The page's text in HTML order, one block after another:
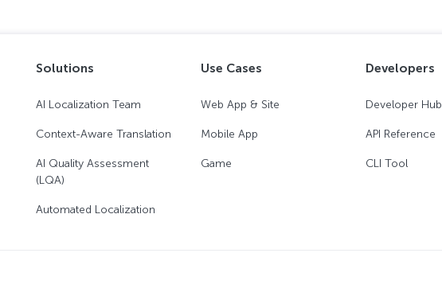
Solutions
AI Localization Team
Context-Aware Translation
AI Quality Assessment
(LQA)
Automated Localization
Use Cases
Web App & Site
Mobile App
Game
Developers
Developer Hub
API Reference
CLI Tool